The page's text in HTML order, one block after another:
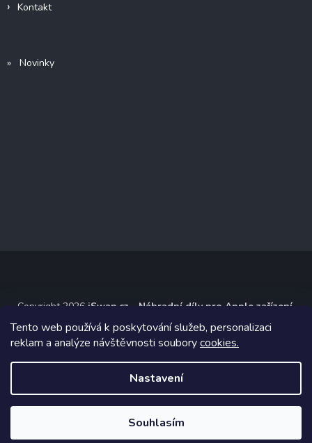
Tento web používá k poskytování služeb, personalizaci
reklam a analýze návštěvnosti souborycookies.
Nastavení
Souhlasím
Kontakt
» Novinky
Copyright 2026 iSwap.cz - Náhradní díly pro Apple zařízení
Všechna práva vyhrazena.
Grafický návrh vytvořil a na Shoptet implementoval
Shoptetak.cz.